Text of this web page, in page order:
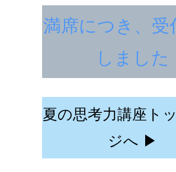
満席につき、受
しました
夏の思考力講座ト
ジへ ▶